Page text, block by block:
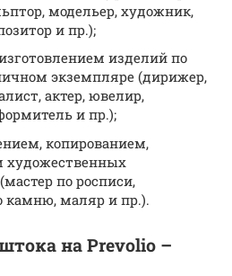
модельер, художник,
и пр.);
изделий по
экземпляре (дирижер,
актер, ювелир,
и пр.);
копированием,
художественных
по росписи,
маляр и пр.).
на Prevolio –